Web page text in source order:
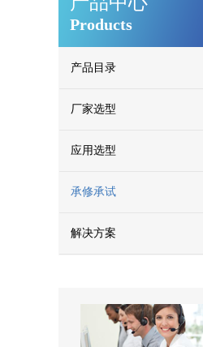
Products
产品目录
厂家选型
应用选型
承修承试
解决方案